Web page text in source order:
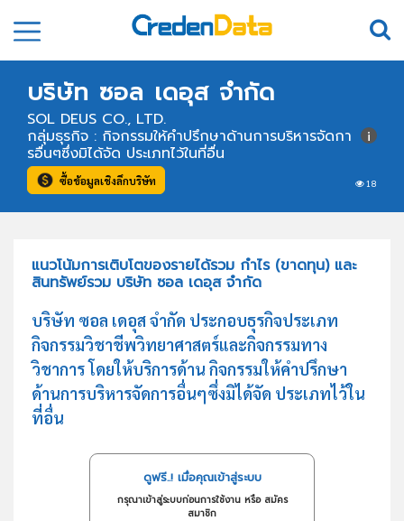
บริษัท ซอล เดอุส จำกัด
SOL DEUS CO., LTD.
18
กลุ่มธุรกิจ : กิจกรรมให้คำปรึกษาด้านการบริหารจัดกา
รอื่นๆซึ่งมิได้จัด ประเภทไว้ในที่อื่น
ซื้อข้อมูลเชิงลึกบริษัท
แนวโน้มการเติบโตของรายได้รวม กำไร (ขาดทุน) และ
สินทรัพย์รวม บริษัท ซอล เดอุส จำกัด
บริษัท ซอล เดอุส จำกัด ประกอบธุรกิจประเภท
กิจกรรมวิชาชีพวิทยาศาสตร์และกิจกรรมทาง
วิชาการ โดยให้บริการด้าน กิจกรรมให้คำปรึกษา
ด้านการบริหารจัดการอื่นๆซึ่งมิได้จัด ประเภทไว้ใน
ที่อื่น
ดูฟรี..! เมื่อคุณเข้าสู่ระบบ
กรุณาเข้าสู่ระบบก่อนการใช้งาน หรือ สมัคร
สมาชิก